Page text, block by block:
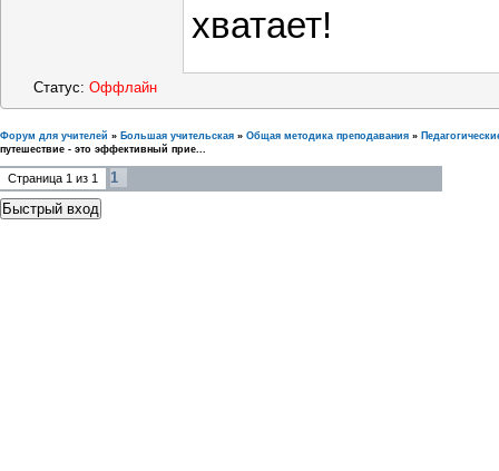
хватает!
Статус: Оффлайн
Форум для учителей » Большая учительская » Общая методика преподавания »
путешествие - это эффективный прие...
Страница 1 из 1 1